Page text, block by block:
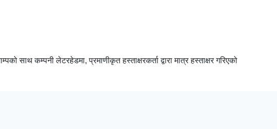
साथ कम्पनी लेटरहेडमा, प्रमाणीकृत हस्ताक्षरकर्ता द्वारा मात्र हस्ताक्षर गरिएको